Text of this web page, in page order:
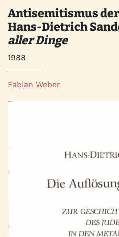
Antisemitismus
Hans-Dietrich
aller Dinge
Jahr
1988
Autor*innen
Fabian Weber